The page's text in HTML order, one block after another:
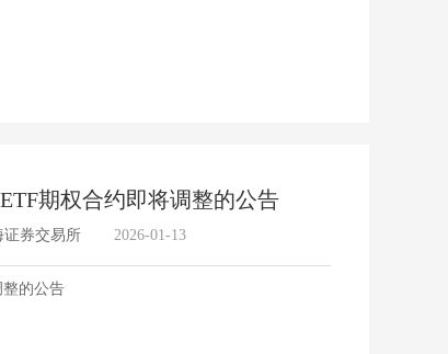
期权合约即将调整的公告
证券交易所 2026-01-13
整的公告